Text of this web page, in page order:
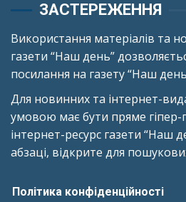
ЗАСТЕРЕЖЕННЯ
Використання матеріалів та
газети “Наш день”
посилання на газету “Наш
Для новинних та інтернет-
умовою має бути пряме гіпер-
інтернет-ресурс газети “Наш
абзаці, відкрите для
Політика конфіденційності